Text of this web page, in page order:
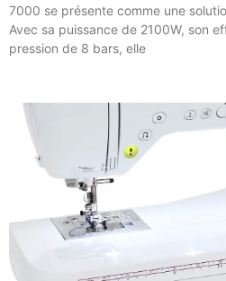
7000 se présente comme une
Avec sa puissance de 2100W, son
pression de 8 bars, elle